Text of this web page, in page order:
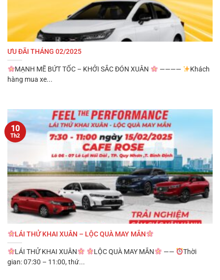
ƯU ĐÃI THÁNG 02/2025
MẠNH MẼ BỨT TỐC – KHỞI SẮC ĐÓN XUÂN ————
Khách
hàng mua xe...
LÁI THỬ KHAI XUÂN – LỘC QUÀ MAY MẮN
LÁI THỬ KHAI XUÂN LỘC QUÀ MAY MẮN ——
Thời
gian: 07:30 – 11:00, thứ...
10
Th2